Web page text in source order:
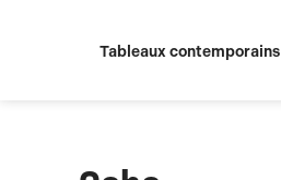
Tableaux contemporains